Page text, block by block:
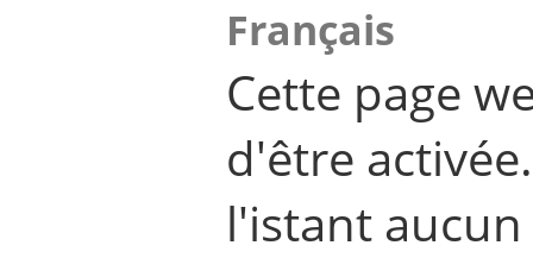
Français
Cette page
d'être
l'istant